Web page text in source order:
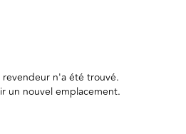
revendeur n'a été trouvé.
un nouvel emplacement.